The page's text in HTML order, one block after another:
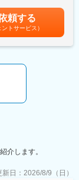
る当社。当社独
戦できる仕事が
や職種に応募で
挑戦しやすい環
り、主体的に成
成
ねることで、製
環境です。
核を担うため、
直接反映されるや
万円20年目 年
はあくまでも目
あります。月給
頼する
ントサービス）
介します。
新日： 2026/8/9（日）